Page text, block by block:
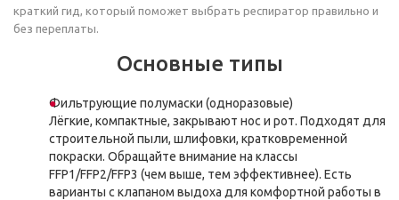
краткий гид, который поможет выбрать респиратор правильно и
без переплаты.
Основные типы
Фильтрующие полумаски (одноразовые)
Лёгкие, компактные, закрывают нос и рот. Подходят для
строительной пыли, шлифовки, кратковременной
покраски. Обращайте внимание на классы
FFP1/FFP2/FFP3 (чем выше, тем эффективнее). Есть
варианты с клапаном выдоха для комфортной работы в